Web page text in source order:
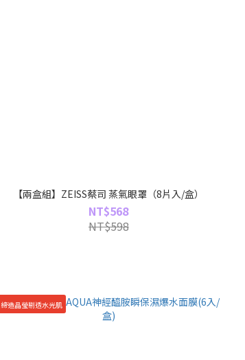
【兩盒組】ZEISS蔡司 蒸氣眼罩（8片入/盒）
NT$568
NT$598
締造晶瑩剔透水光肌